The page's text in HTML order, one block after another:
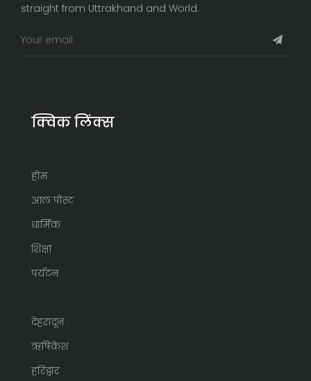
straight from Uttrakhand and World.
क्विक लिंक्स
होम
आल पोस्ट
धार्मिक
शिक्षा
पर्यटन
देहरादून
ऋषिकेश
हरिद्वार